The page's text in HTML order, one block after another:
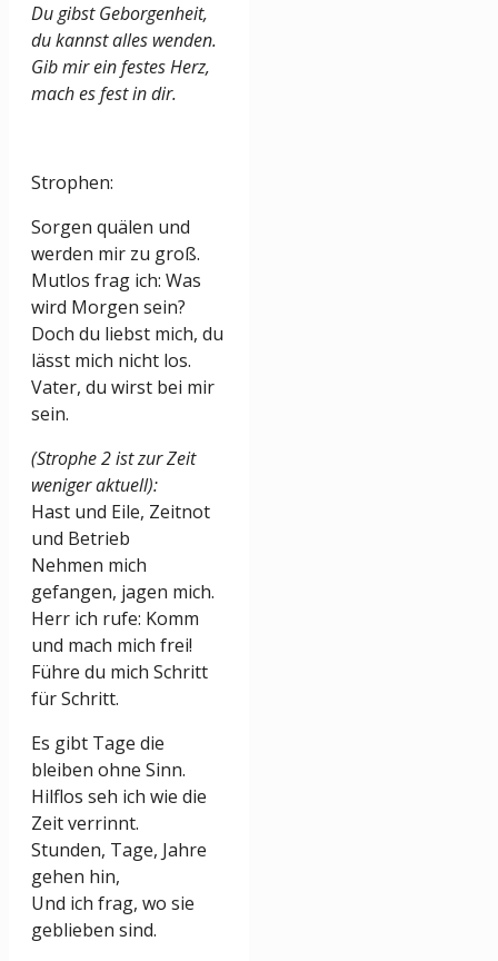
Du gibst Geborgenheit,
du kannst alles wenden.
Gib mir ein festes Herz,
mach es fest in dir.
Strophen:
Sorgen quälen und
werden mir zu groß.
Mutlos frag ich: Was
wird Morgen sein?
Doch du liebst mich, du
lässt mich nicht los.
Vater, du wirst bei mir
sein.
(Strophe 2 ist zur Zeit
weniger aktuell):
Hast und Eile, Zeitnot
und Betrieb
Nehmen mich
gefangen, jagen mich.
Herr ich rufe: Komm
und mach mich frei!
Führe du mich Schritt
für Schritt.
Es gibt Tage die
bleiben ohne Sinn.
Hilflos seh ich wie die
Zeit verrinnt.
Stunden, Tage, Jahre
gehen hin,
Und ich frag, wo sie
geblieben sind.